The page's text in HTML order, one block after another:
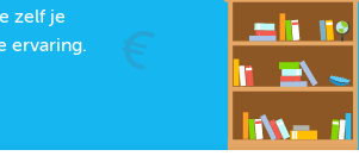
zelf je
ervaring.